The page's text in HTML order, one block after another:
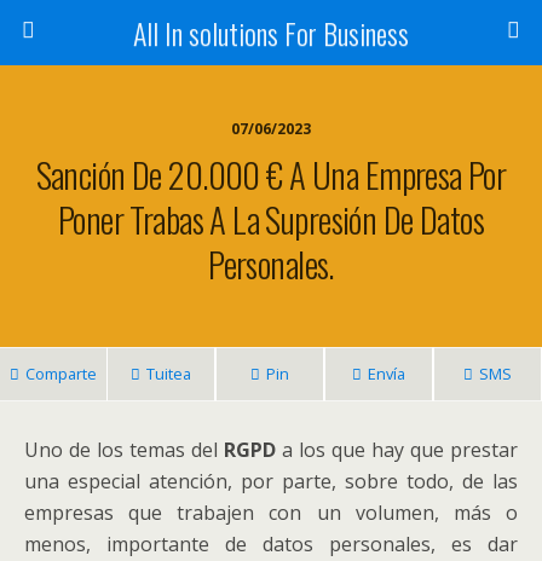
All In solutions For Business
07/06/2023
Sanción De 20.000 € A Una Empresa Por
Poner Trabas A La Supresión De Datos
Personales.
Comparte Tuitea Pin Envía SMS
Uno de los temas del RGPD a los que hay que prestar
una especial atención, por parte, sobre todo, de las
empresas que trabajen con un volumen, más o
menos, importante de datos personales, es dar